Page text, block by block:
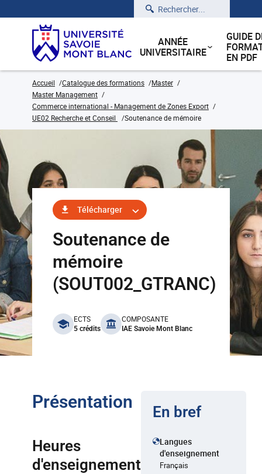
Rechercher
ANNÉE
UNIVERSITAIRE
GUIDE
EN PDF
Accueil Catalogue des formations
Master
Master Management
Commerce international - Management de Zones Export
UE02 Recherche et Conseil
Soutenance de mémoire
Télécharger
Soutenance de
mémoire
(SOUT002_GTRANC)
benefits
ECTS
5 crédits
COMPOSANTE
IAE Savoie Mont Blanc
Présentation
Heures
d'enseignement
En bref
Langues
d'enseignement
Français